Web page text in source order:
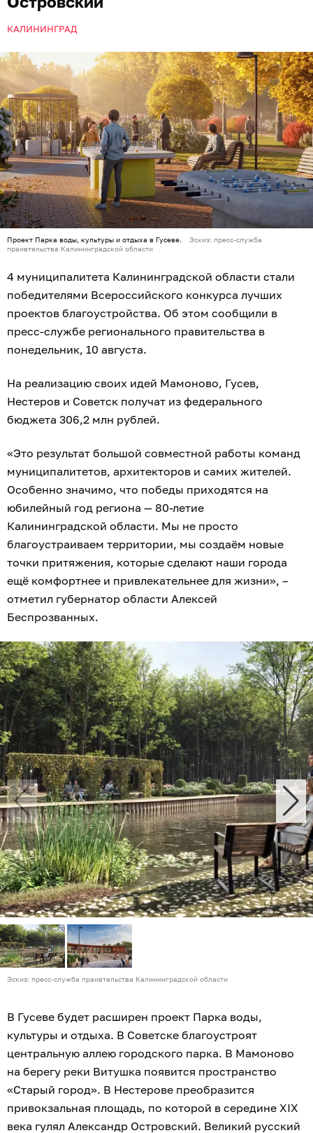
КАЛИНИНГРАД
Проект Парка воды, культуры и отдыха в Гусеве.
Эскиз: пресс-служба
праивтельства Калининградской области
4 муниципалитета Калининградской области стали
победителями Всероссийского конкурса лучших
проектов благоустройства. Об этом сообщили в
пресс-службе регионального правительства в
понедельник, 10 августа.
На реализацию своих идей Мамоново, Гусев,
Нестеров и Советск получат из федерального
бюджета 306,2 млн рублей.
«Это результат большой совместной работы команд
муниципалитетов, архитекторов и самих жителей.
Особенно значимо, что победы приходятся на
юбилейный год региона — 80-летие
Калининградской области. Мы не просто
благоустраиваем территории, мы создаём новые
точки притяжения, которые сделают наши города
ещё комфортнее и привлекательнее для жизни», –
отметил губернатор области Алексей
Беспрозванных.
Эскиз: пресс-служба праивтельства Калининградской области
В Гусеве будет расширен проект Парка воды,
культуры и отдыха. В Советске благоустроят
центральную аллею городского парка. В Мамоново
на берегу реки Витушка появится пространство
«Старый город». В Нестерове преобразится
привокзальная площадь, по которой в середине XIX
века гулял Александр Островский. Великий русский